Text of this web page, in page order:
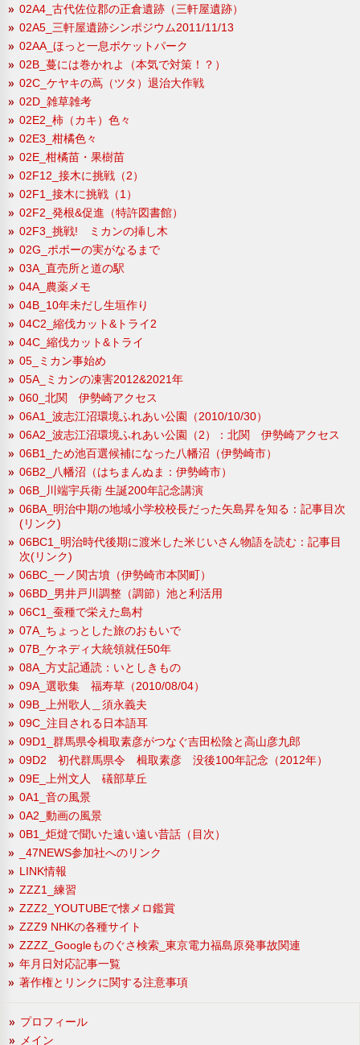
02A4_古代佐位郡の正倉遺跡（三軒屋遺跡）
02A5_三軒屋遺跡シンポジウム2011/11/13
02AA_ほっと一息ポケットパーク
02B_蔓には巻かれよ（本気で対策！？）
02C_ケヤキの蔦（ツタ）退治大作戦
02D_雑草雑考
02E2_柿（カキ）色々
02E3_柑橘色々
02E_柑橘苗・果樹苗
02F12_接木に挑戦（2）
02F1_接木に挑戦（1）
02F2_発根&促進（特許図書館）
02F3_挑戦! ミカンの挿し木
02G_ポポーの実がなるまで
03A_直売所と道の駅
04A_農薬メモ
04B_10年未だし生垣作り
04C2_縮伐カット&トライ2
04C_縮伐カット&トライ
05_ミカン事始め
05A_ミカンの凍害2012&2021年
060_北関 伊勢崎アクセス
06A1_波志江沼環境ふれあい公園（2010/10/30）
06A2_波志江沼環境ふれあい公園（2）：北関 伊勢崎アクセス
06B1_ため池百選候補になった八幡沼（伊勢崎市）
06B2_八幡沼（はちまんぬま：伊勢崎市）
06B_川端宇兵衛 生誕200年記念講演
06BA_明治中期の地域小学校校長だった矢島昇を知る：記事目次
(リンク)
06BC1_明治時代後期に渡米した米じいさん物語を読む：記事目
次(リンク)
06BC_一ノ関古墳（伊勢崎市本関町）
06BD_男井戸川調整（調節）池と利活用
06C1_蚕種で栄えた島村
07A_ちょっとした旅のおもいで
07B_ケネディ大統領就任50年
08A_方丈記通読：いとしきもの
09A_選歌集 福寿草（2010/08/04）
09B_上州歌人＿須永義夫
09C_注目される日本語耳
09D1_群馬県令楫取素彦がつなぐ吉田松陰と高山彦九郎
09D2 初代群馬県令 楫取素彦 没後100年記念（2012年）
09E_上州文人 礒部草丘
0A1_音の風景
0A2_動画の風景
0B1_炬燵で聞いた遠い遠い昔話（目次）
_47NEWS参加社へのリンク
LINK情報
ZZZ1_練習
ZZZ2_YOUTUBEで懐メロ鑑賞
ZZZ9 NHKの各種サイト
ZZZZ_Googleものぐさ検索_東京電力福島原発事故関連
年月日対応記事一覧
著作権とリンクに関する注意事項
プロフィール
メイン